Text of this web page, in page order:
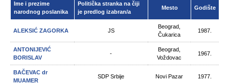
Ime i prezime
narodnog poslanika
Politička stranka na čiji
je predlog izabran/a
Mesto Godište
ALEKSIĆ ZAGORKA JS
Beograd,
Čukarica
1987.
ANTONIJEVIĆ
BORISLAV
-
Beograd,
Voždovac
1967.
BAČEVAC dr
MUAMER
SDP Srbije Novi Pazar 1977.